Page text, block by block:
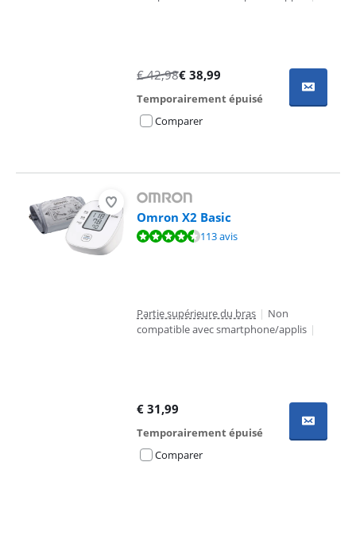
€42,98€ 38,99
Temporairement épuisé
Comparer
Omron X2 Basic
La note est de 8,8 sur 10, basée sur 113 avis.113 avis
Partie supérieure du bras | Non
compatible avec smartphone/applis |
€ 31,99
Temporairement épuisé
Comparer